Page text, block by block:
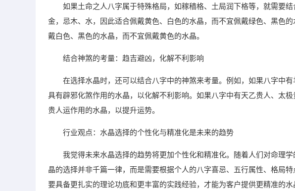
如果土命之人八字属于特殊格局，如稼穑格、土局润下格等，就需要
金，忌木、水，因此适合佩戴黄色、白色的水晶，而不宜佩戴绿色、黑色
戴白色、黑色的水晶，而不宜佩戴黄色的水晶。
结合神煞的考量：趋吉避凶，化解不利影响
在选择水晶时，还可以结合八字中的神煞来考量。例如，如果八字中
具有辟邪化煞作用的水晶，以化解不利影响。如果八字中有天乙贵人、太
贵人运作用的水晶，以提升运势。
行业观点：水晶选择的个性化与精准化是未来的趋势
我觉得未来水晶选择的趋势将更加个性化和精准化。随着人们对命理
晶的选择并非千篇一律，而是需要根据个人的八字喜忌、五行属性、格局
要具备更扎实的理论功底和更丰富的实践经验，才能为客户提供更精准的水